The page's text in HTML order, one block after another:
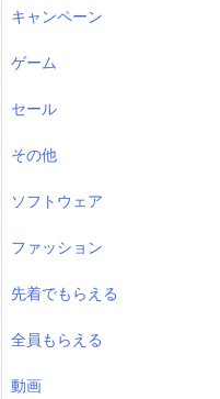
キャンペーン
ゲーム
セール
その他
ソフトウェア
ファッション
先着でもらえる
全員もらえる
動画